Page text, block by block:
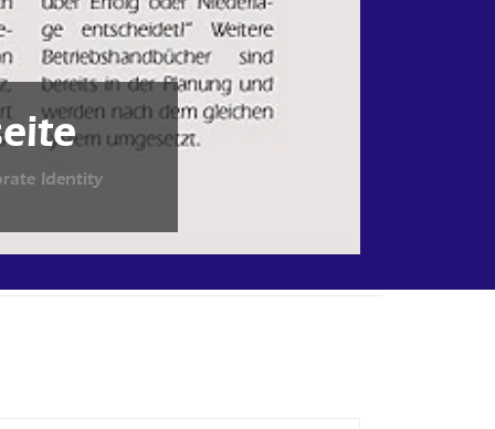
Identity